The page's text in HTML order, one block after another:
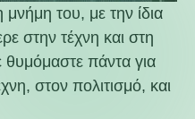
του, με την ίδια
στην τέχνη και στη
πάντα για
στον πολιτισμό, και